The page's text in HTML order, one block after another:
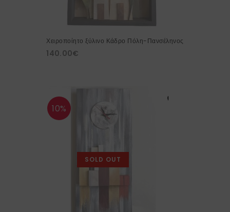
Χειροποίητο ξύλινο Κάδρο Πόλη-Πανσέληνος
140.00€
10%
SOLD OUT